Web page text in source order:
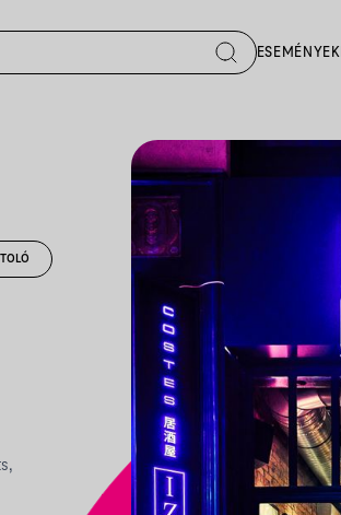
ESEMÉNYEK